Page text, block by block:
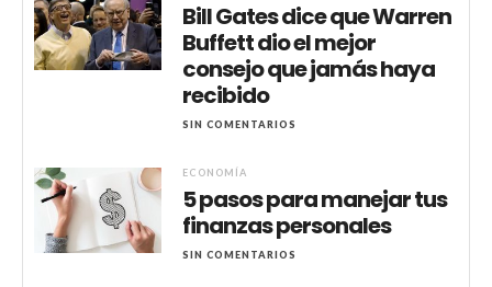
Bill Gates dice que Warren
Buffett dio el mejor
consejo que jamás haya
recibido
SIN COMENTARIOS
ECONOMÍA
5 pasos para manejar tus
finanzas personales
SIN COMENTARIOS